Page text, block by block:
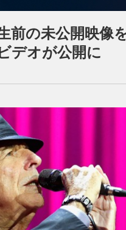
前の未公開映像
デオが公開に